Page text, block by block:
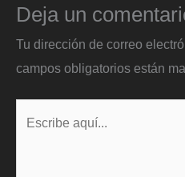
Deja un
Tu dirección de correo
campos obligatorios están